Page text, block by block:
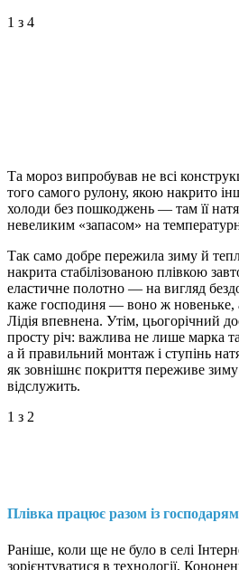
1 з 4
Та мороз випробував не всі
того самого рулону, якою накрито
холоди без пошкоджень — там її
невеликим «запасом» на
Так само добре пережила зиму й
накрита стабілізованою плівкою
еластичне полотно — на вигляд
каже господиня — воно ж новеньке,
Лідія впевнена. Утім, цьогорічний
просту річ: важлива не лише марка
а й правильний монтаж і ступінь
як зовнішнє покриття переживе зиму
відслужить.
1 з 2
Плівка працює разом із
Раніше, коли ще не було в селі
зорієнтуватися в технології,